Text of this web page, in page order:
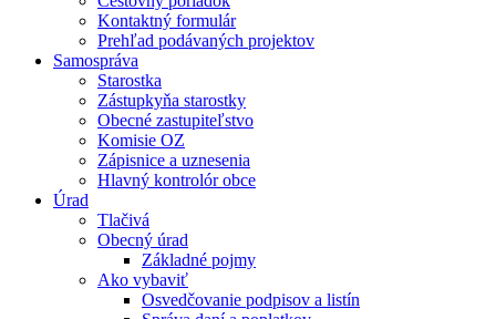
Kontaktný formulár
Prehľad podávaných projektov
Samospráva
Starostka
Zástupkyňa starostky
Obecné zastupiteľstvo
Komisie OZ
Zápisnice a uznesenia
Hlavný kontrolór obce
Úrad
Tlačivá
Obecný úrad
Základné pojmy
Ako vybaviť
Osvedčovanie podpisov a listín